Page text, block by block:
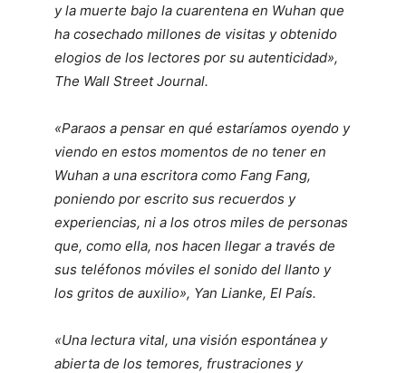
y la muerte bajo la cuarentena en Wuhan que
ha cosechado millones de visitas y obtenido
elogios de los lectores por su autenticidad»,
The Wall Street Journal.
«Paraos a pensar en qué estaríamos oyendo y
viendo en estos momentos de no tener en
Wuhan a una escritora como Fang Fang,
poniendo por escrito sus recuerdos y
experiencias, ni a los otros miles de personas
que, como ella, nos hacen llegar a través de
sus teléfonos móviles el sonido del llanto y
los gritos de auxilio», Yan Lianke, El País.
«Una lectura vital, una visión espontánea y
abierta de los temores, frustraciones y